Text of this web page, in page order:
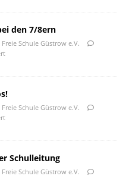
den 7/8ern
Freie Schule Güstrow e.V.
Freie Schule Güstrow e.V.
Schulleitung
Freie Schule Güstrow e.V.